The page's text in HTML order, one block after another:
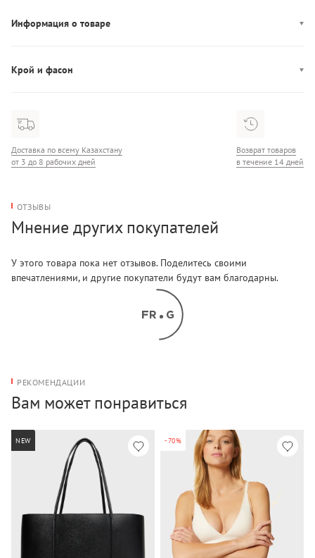
Информация о товаре
Крой и фасон
Доставка по всему Казахстану
от 3 до 8 рабочих дней
Возврат товаров
в течение 14 дней
ОТЗЫВЫ
Мнение других покупателей
У этого товара пока нет отзывов. Поделитесь своими
впечатлениями, и другие покупатели будут вам благодарны.
РЕКОМЕНДАЦИИ
Вам может понравиться
NEW -70%